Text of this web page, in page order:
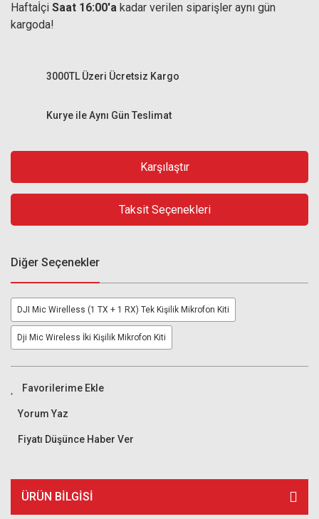
Haftaİçi Saat 16:00'a kadar verilen siparişler aynı gün
kargoda!
Kurye ile Aynı Gün Teslimat
3000TL Üzeri Ücretsiz Kargo
Karşılaştır
Taksit Seçenekleri
Diğer Seçenekler
DJI Mic Wirelless (1 TX + 1 RX) Tek Kişilik Mikrofon Kiti
Dji Mic Wireless İki Kişilik Mikrofon Kiti
Yorum Yaz
Fiyatı Düşünce Haber Ver
ÜRÜN BILGISI